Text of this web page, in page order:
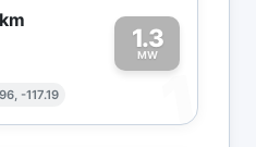
-117.19
1.3
MW
1